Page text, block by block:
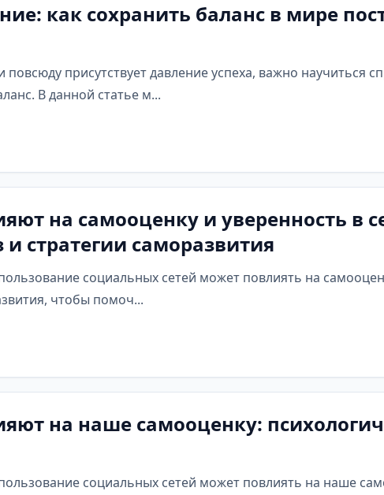
как сохранить баланс в мире
присутствует давление успеха, важно научиться
В данной статье м...
на самооценку и уверенность в
стратегии саморазвития
социальных сетей может повлиять на
чтобы помоч...
на наше самооценку:
социальных сетей может повлиять на наше